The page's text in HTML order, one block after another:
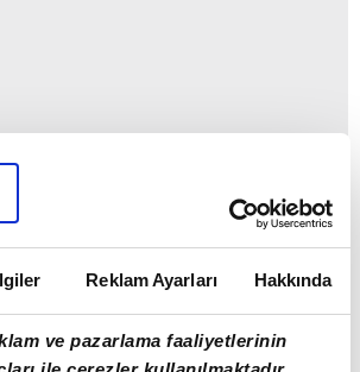
Reklam Ayarları Hakkında
ve pazarlama faaliyetlerinin